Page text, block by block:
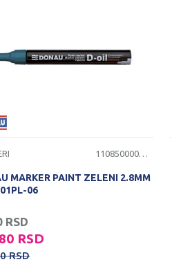
1108500000074
MARKER PAINT ZELENI 2.8MM
06
RSD
RSD
RSD